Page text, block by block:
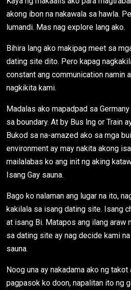
akong ibon na nakawala sa hawla.
lumandi. Mas nag explore lang ako.
Bihira lang ako makipag meet sa
dating site dito. Pero kapag
constant ang communication namin
nagkikita kami.
Madalas ako mapadpad sa
sa boundary. At by Bus lng or Train
Bukod sa na-amazed ako sa mga
environment ay may nakita akong
mailalabas ko ang init ng aking
Isang Gay sauna.
Bago ko nalaman ang lugar na ito,
kakilala sa isang dating site. Isang
at isang Bi. Matapos ang ilang araw
sa dating site ay nag decide kami
sauna.
Noog una ay nakadama ako ng takot
pagpasok ko doon, napalitan ito ng